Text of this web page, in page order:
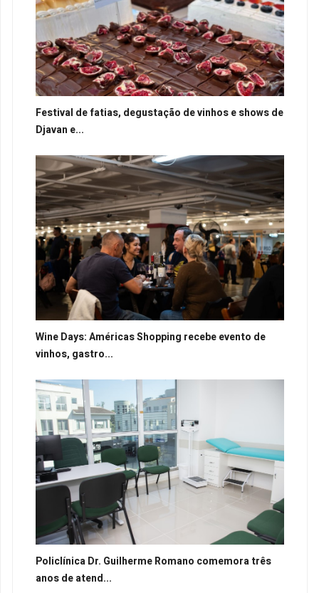
Festival de fatias, degustação de vinhos e shows de
Djavan e...
Wine Days: Américas Shopping recebe evento de
vinhos, gastro...
Policlínica Dr. Guilherme Romano comemora três
anos de atend...